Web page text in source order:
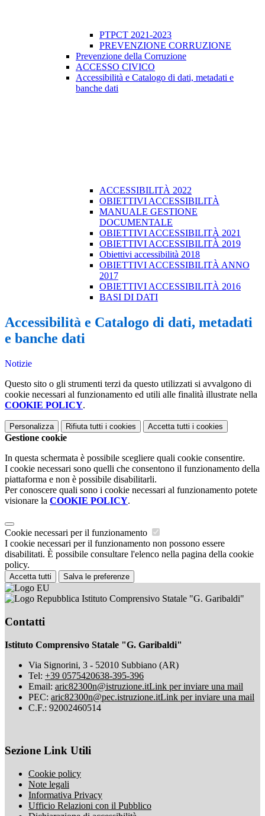
PTPCT 2021-2023
PREVENZIONE CORRUZIONE
Prevenzione della Corruzione
ACCESSO CIVICO
Accessibilità e Catalogo di dati, metadati e
banche dati
ACCESSIBILITÀ 2022
OBIETTIVI ACCESSIBILITÀ
MANUALE GESTIONE
DOCUMENTALE
OBIETTIVI ACCESSIBILITÀ 2021
OBIETTIVI ACCESSIBILITÀ 2019
Obiettivi accessibilità 2018
OBIETTIVI ACCESSIBILITÀ ANNO
2017
OBIETTIVI ACCESSIBILITÀ 2016
BASI DI DATI
Accessibilità e Catalogo di dati, metadati
e banche dati
Notizie
Questo sito o gli strumenti terzi da questo utilizzati si avvalgono di
cookie necessari al funzionamento ed utili alle finalità illustrate nella
COOKIE POLICY.
Personalizza Rifiuta tutti i cookies Accetta tutti i cookies
Gestione cookie
In questa schermata è possibile scegliere quali cookie consentire.
I cookie necessari sono quelli che consentono il funzionamento della
piattaforma e non è possibile disabilitarli.
Per conoscere quali sono i cookie necessari al funzionamento potete
visionare la COOKIE POLICY.
Cookie necessari per il funzionamento
I cookie necessari per il funzionamento non possono essere
disabilitati. È possibile consultare l'elenco nella pagina della cookie
policy.
Accetta tutti Salva le preferenze
Istituto Comprensivo Statale "G. Garibaldi"
Contatti
Istituto Comprensivo Statale "G. Garibaldi"
Via Signorini, 3 - 52010 Subbiano (AR)
Tel: +39 0575420638-395-396
Email: aric82300n@istruzione.itLink per inviare una mail
PEC: aric82300n@pec.istruzione.itLink per inviare una mail
C.F.: 92002460514
Sezione Link Utili
Cookie policy
Note legali
Informativa Privacy
Ufficio Relazioni con il Pubblico